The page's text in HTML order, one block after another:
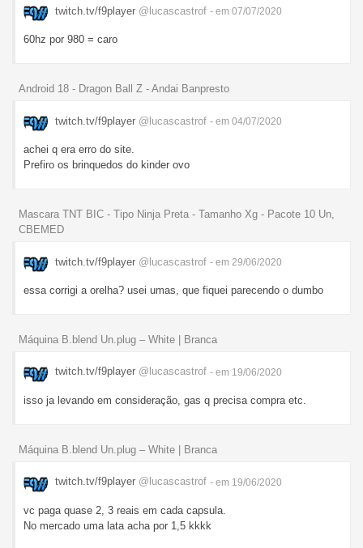
twitch.tv/f9player @lucascastrof - em 07/07/2020
60hz por 980 = caro
Android 18 - Dragon Ball Z - Andai Banpresto
twitch.tv/f9player @lucascastrof - em 04/07/2020
achei q era erro do site.
Prefiro os brinquedos do kinder ovo
Mascara TNT BIC - Tipo Ninja Preta - Tamanho Xg - Pacote 10 Un,
CBEMED
twitch.tv/f9player @lucascastrof - em 29/06/2020
essa corrigi a orelha? usei umas, que fiquei parecendo o dumbo
Máquina B.blend Un.plug – White | Branca
twitch.tv/f9player @lucascastrof - em 19/06/2020
isso ja levando em consideração, gas q precisa compra etc.
Máquina B.blend Un.plug – White | Branca
twitch.tv/f9player @lucascastrof - em 19/06/2020
vc paga quase 2, 3 reais em cada capsula.
No mercado uma lata acha por 1,5 kkkk